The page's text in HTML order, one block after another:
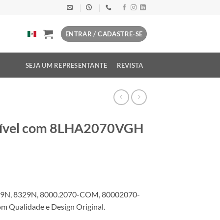
ENTRAR / CADASTRE-SE
SEJA UM REPRESENTANTE REVISTA
com 8LHA2070VGH
8329N, 8000.2070-COM, 80002070-
Qualidade e Design Original.